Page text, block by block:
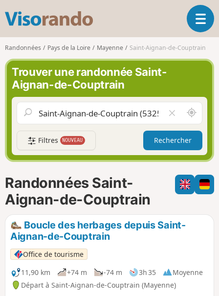
s
o
r
n
d
o
O
u
v
a
n
v
g
a
i
o
Randonnées Pays de la Loire Mayenne Saint-Aignan-de-Couptrain
Trouver une randonnée Saint-
Aignan-de-Couptrain
i
d
e
r
l
e
h
m
p
A
u
t
u
r
d
e
m
i
Filtres NOUVEAU Rechercher
Randonnées Saint-
Aignan-de-Couptrain
Boucle des herbages depuis Saint-
Aignan-de-Couptrain
Office de tourisme
11,90 km
+74 m -74 m 3h 35
Moyenne
Départ à Saint-Aignan-de-Couptrain (Mayenne)